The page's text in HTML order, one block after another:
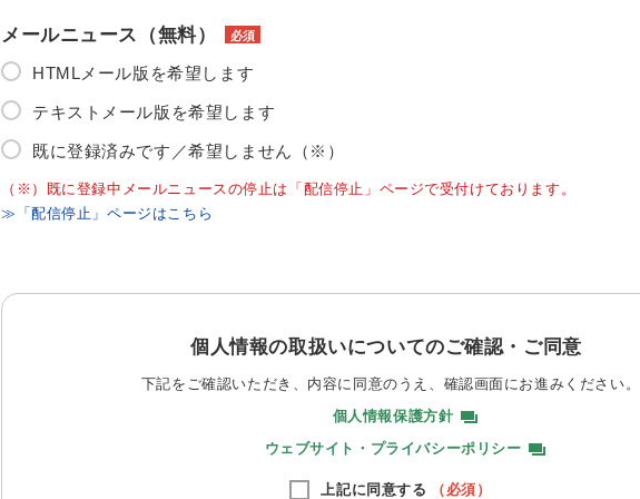
メールニュース（無料） 必須
HTMLメール版を希望します
テキストメール版を希望します
既に登録済みです／希望しません（※）
（※）既に登録中メールニュースの停止は「配信停止」ページで受付けております。
≫「配信停止」ページはこちら
個人情報の取扱いについてのご確認・ご同意
下記をご確認いただき、内容に同意のうえ、 確認画面にお進みください。
個人情報保護方針
ウェブサイト・プライバシーポリシー
上記に同意する （必須）